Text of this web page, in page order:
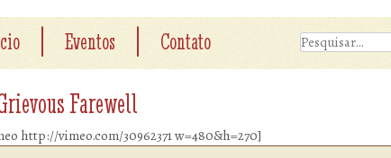
Eventos Contato
Farewell
http://vimeo.com/30962371 w=480&h=270]